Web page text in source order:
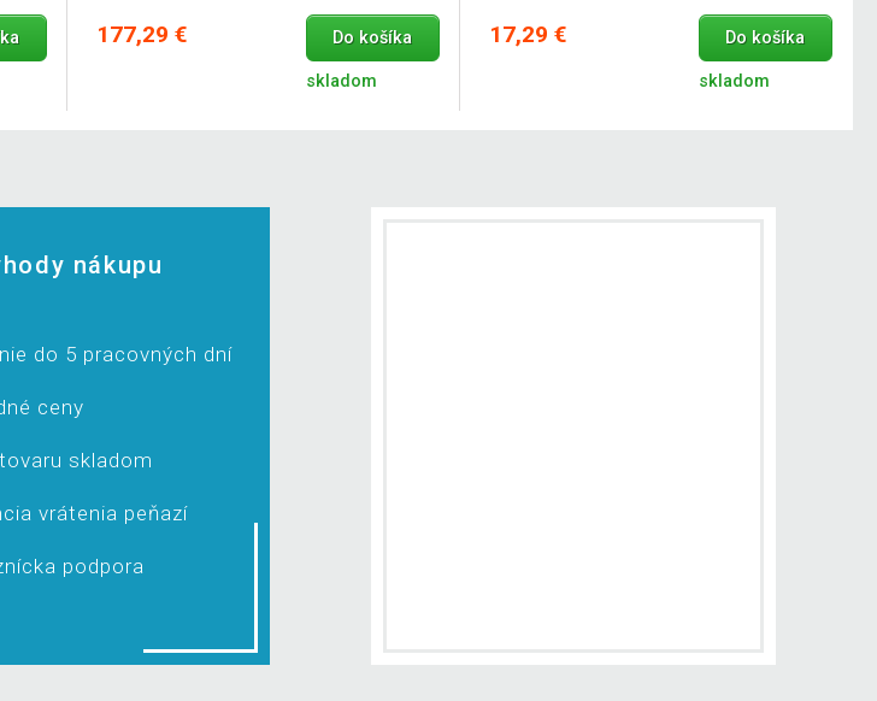
177,29 € Do košíka
skladom
17,29 € Do košíka
skladom
nákupu
do 5 pracovných dní
ceny
skladom
vrátenia peňazí
podpora